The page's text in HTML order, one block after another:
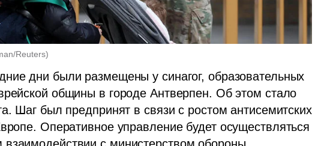
Reuters)
дни были размещены у синагог, образовательных
общины в городе Антверпен. Об этом стало
Шаг был предпринят в связи с ростом антисемитских
Оперативное управление будет осуществляться